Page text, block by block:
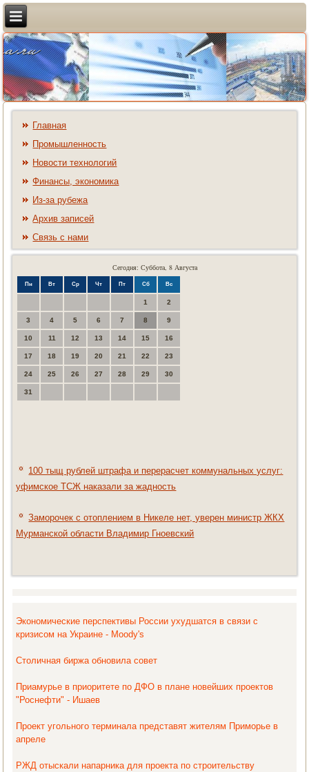
Главная
Промышленность
Новости технологий
Финансы, экономика
Из-за рубежа
Архив записей
Связь с нами
Сегодня: Суббота, 8 Августа
Пн Вт Ср Чт Пт Сб Вс
1 2
3 4 5 6 7 8 9
10 11 12 13 14 15 16
17 18 19 20 21 22 23
24 25 26 27 28 29 30
31
100 тыщ рублей штрафа и перерасчет коммунальных услуг:
уфимское ТСЖ наказали за жадность
Заморочек с отоплением в Никеле нет, уверен министр ЖКХ
Мурманской области Владимир Гноевский
Экономические перспективы России ухудшатся в связи с
кризисом на Украине - Moody's
Столичная биржа обновила совет
Приамурье в приоритете по ДФО в плане новейших проектов
"Роснефти" - Ишаев
Проект угольного терминала представят жителям Приморье в
апреле
РЖД отыскали напарника для проекта по строительству